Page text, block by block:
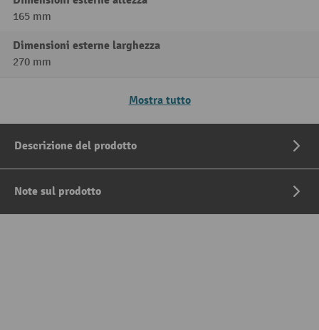
165 mm
Dimensioni esterne larghezza
270 mm
Mostra tutto
Descrizione del prodotto
Note sul prodotto